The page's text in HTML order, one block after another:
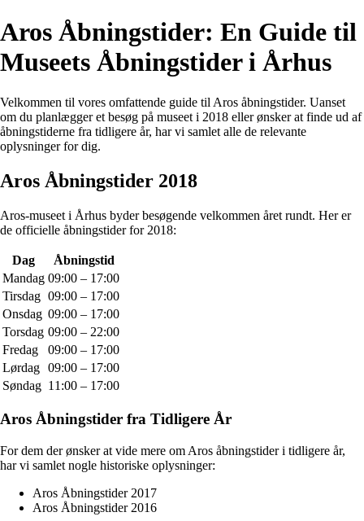
Aros Åbningstider: En Guide til
Museets Åbningstider i Århus
Velkommen til vores omfattende guide til Aros åbningstider. Uanset
om du planlægger et besøg på museet i 2018 eller ønsker at finde ud af
åbningstiderne fra tidligere år, har vi samlet alle de relevante
oplysninger for dig.
Aros Åbningstider 2018
Aros-museet i Århus byder besøgende velkommen året rundt. Her er
de officielle åbningstider for 2018:
Dag
Åbningstid
Mandag 09:00 – 17:00
Tirsdag 09:00 – 17:00
Onsdag 09:00 – 17:00
Torsdag 09:00 – 22:00
Fredag
09:00 – 17:00
Lørdag 09:00 – 17:00
Søndag 11:00 – 17:00
Aros Åbningstider fra Tidligere År
For dem der ønsker at vide mere om Aros åbningstider i tidligere år,
har vi samlet nogle historiske oplysninger:
Aros Åbningstider 2017
Aros Åbningstider 2016